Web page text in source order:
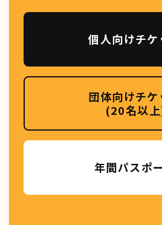
個人向けチケ
団体向けチケ
(20名以
年間パスポ